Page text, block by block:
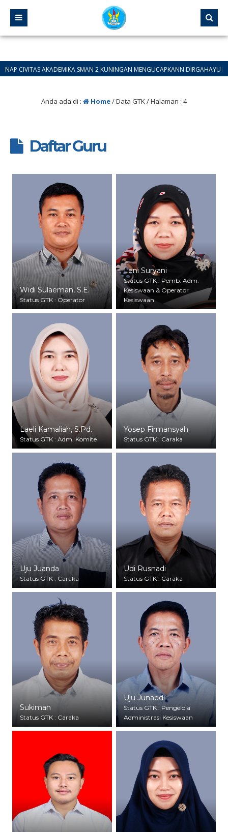
AKADEMIKA SMAN 2 KUNINGAN MENGUCAPKANN DIRGAHAYU
Anda ada di : Home/Data GTK/ Halaman : 4
Daftar Guru
Widi Sulaeman, S.E.
Status GTK : Operator
Leni Suryani
Status GTK : Pemb. Adm.
Kesiswaan & Operator
Kesiswaan
Laeli Kamaliah, S.Pd.
Status GTK : Adm. Komite
Yosep Firmansyah
Status GTK : Caraka
Uju Juanda
Status GTK : Caraka
Udi Rusnadi
Status GTK : Caraka
Sukiman
Status GTK : Caraka
Uju Junaedi
Status GTK : Pengelola
Administrasi Kesiswaan